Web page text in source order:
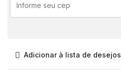
Adicionar à lista de desejos